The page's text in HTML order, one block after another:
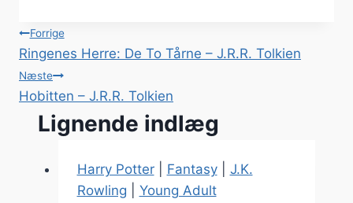
Indlægsnavigation
Forrige
Ringenes Herre: De To Tårne – J.R.R. Tolkien
Næste
Hobitten – J.R.R. Tolkien
Lignende indlæg
Harry Potter| Fantasy| J.K.
Rowling
Young Adult